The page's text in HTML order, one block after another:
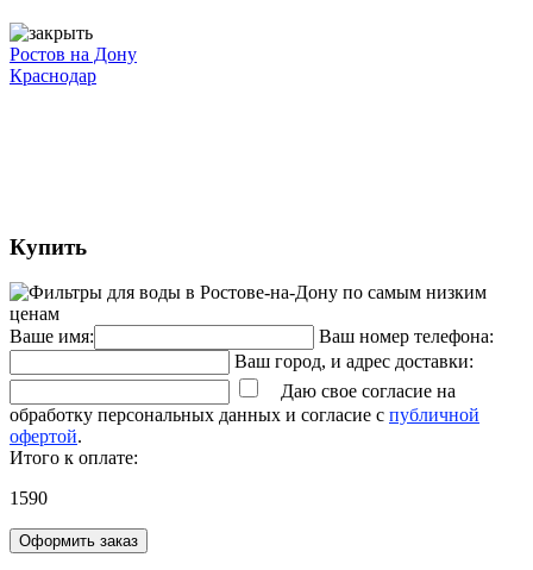
Ростов на Дону
Краснодар
Купить
Ваше имя:
Ваш номер телефона:
Ваш город, и адрес доставки:
Даю свое согласие на
обработку персональных данных и согласие с публичной
офертой.
Итого к оплате:
1590
Оформить заказ